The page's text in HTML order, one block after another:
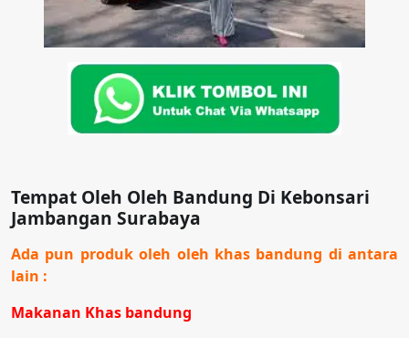
Tempat Oleh Oleh Bandung Di Kebonsari
Jambangan Surabaya
Ada pun produk oleh oleh khas bandung di antara
lain :
Makanan Khas bandung